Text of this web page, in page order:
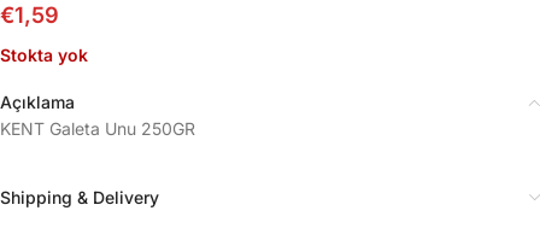
€1,59
Stokta yok
Açıklama
KENT Galeta Unu 250GR
Shipping & Delivery